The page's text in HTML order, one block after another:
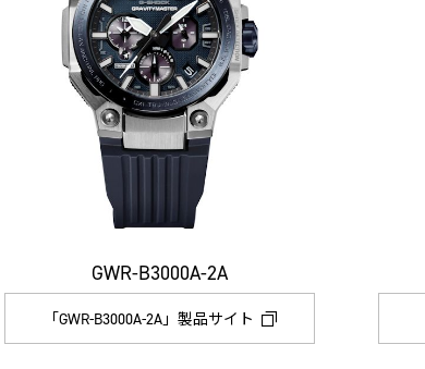
GWR-B3000A-2A
「GWR-B3000A-2A」製品サイト